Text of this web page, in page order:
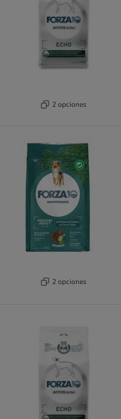
2 opciones
2 opciones